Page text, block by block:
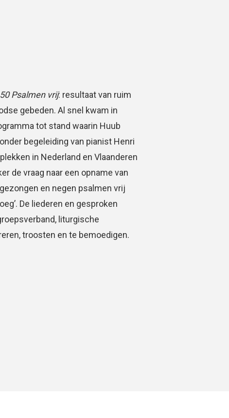
Psalmen vrij: resultaat van ruim
gebeden. Al snel kwam in
tot stand waarin Huub
begeleiding van pianist Henri
in Nederland en Vlaanderen
de vraag naar een opname van
en negen psalmen vrij
De liederen en gesproken
liturgische
troosten en te bemoedigen.